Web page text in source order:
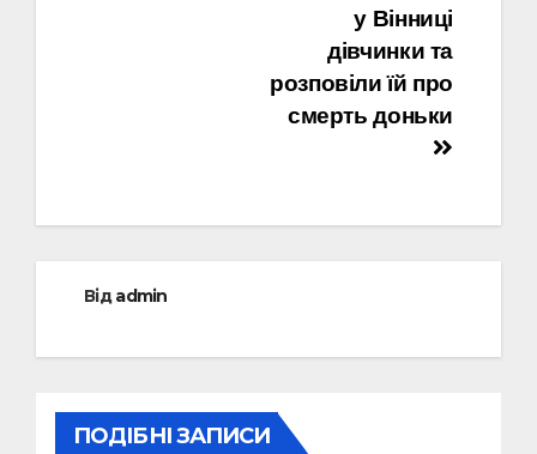
у Вінниці
дівчинки та
розповіли їй про
смерть доньки
Відadmin
ПОДІБНІ ЗАПИСИ